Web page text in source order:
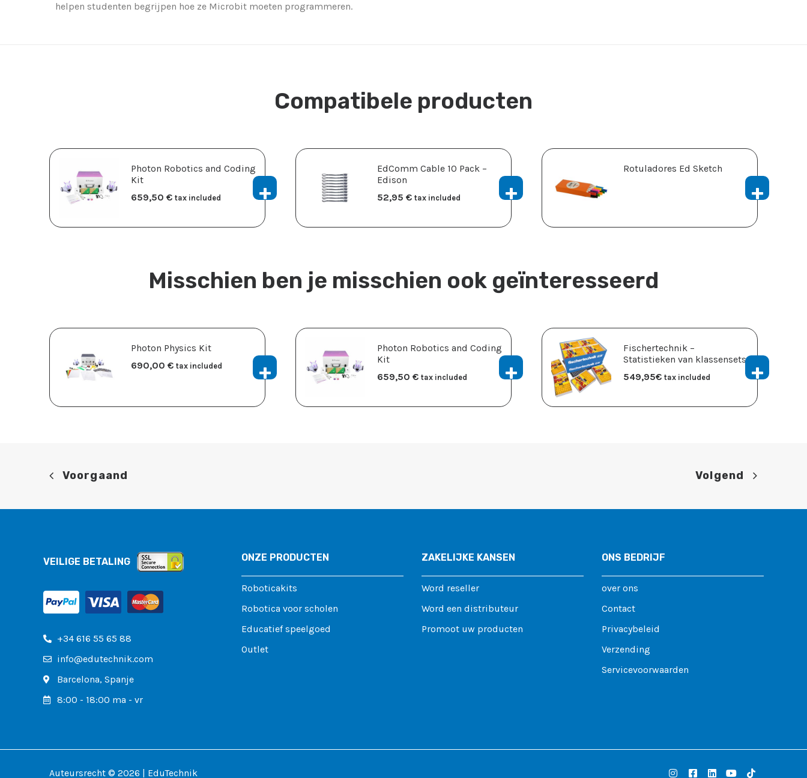
helpen studenten begrijpen hoe ze Microbit moeten programmeren.
Compatibele producten
Photon Robotics and Coding
Kit
659,50 ​€ tax included
EdComm Cable 10 Pack –
Edison
52,95 ​€ tax included
Rotuladores Ed Sketch
Misschien ben je misschien ook geïnteresseerd
Photon Physics Kit
690,00 ​€ tax included
Photon Robotics and Coding
Kit
659,50 ​€ tax included
Fischertechnik –
Statistieken van klassensets
549,95​€ tax included
Voorgaand Volgend
VEILIGE BETALING
+34 616 55 65 88
info@edutechnik.com
Barcelona, ​​Spanje
8:00 - 18:00 ma - vr
ONZE PRODUCTEN
Roboticakits
Robotica voor scholen
Educatief speelgoed
Outlet
ZAKELIJKE KANSEN
Word reseller
Word een distributeur
Promoot uw producten
ONS BEDRIJF
over ons
Contact
Privacybeleid
Verzending
Servicevoorwaarden
Auteursrecht © 2026 | EduTechnik